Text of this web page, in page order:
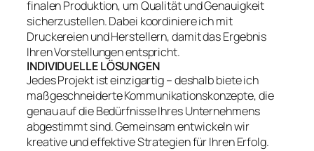
finalen Produktion, um Qualität und Genauigkeit
sicherzustellen. Dabei koordiniere ich mit
Druckereien und Herstellern, damit das Ergebnis
Ihren Vorstellungen entspricht.
INDIVIDUELLE LÖSUNGEN
Jedes Projekt ist einzigartig – deshalb biete ich
maßgeschneiderte Kommunikationskonzepte, die
genau auf die Bedürfnisse Ihres Unternehmens
abgestimmt sind. Gemeinsam entwickeln wir
kreative und effektive Strategien für Ihren Erfolg.